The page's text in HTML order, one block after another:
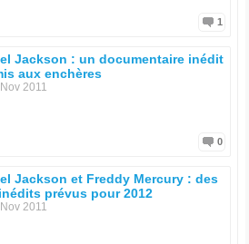
1
Jackson : un documentaire inédit
aux enchères
2011
0
Jackson et Freddy Mercury : des
prévus pour 2012
2011